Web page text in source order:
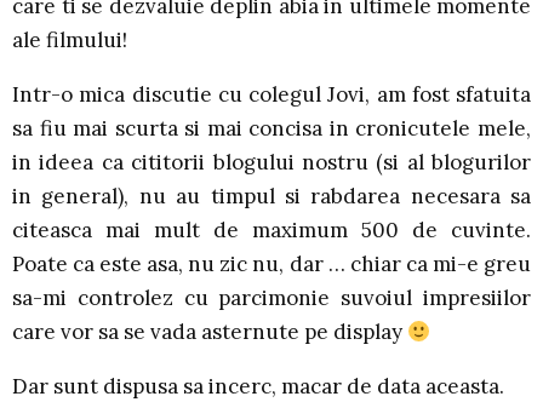
care ti se dezvaluie deplin abia in ultimele momente
ale filmului!
Intr-o mica discutie cu colegul Jovi, am fost sfatuita
sa fiu mai scurta si mai concisa in cronicutele mele,
in ideea ca cititorii blogului nostru (si al blogurilor
in general), nu au timpul si rabdarea necesara sa
citeasca mai mult de maximum 500 de cuvinte.
Poate ca este asa, nu zic nu, dar … chiar ca mi-e greu
sa-mi controlez cu parcimonie suvoiul impresiilor
care vor sa se vada asternute pe display
Dar sunt dispusa sa incerc, macar de data aceasta.